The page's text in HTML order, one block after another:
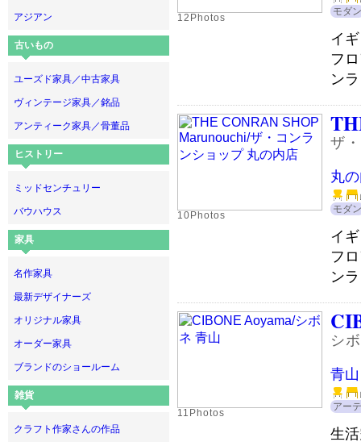
アジアン
古いもの
ユーズド家具／中古家具
ヴィンテージ家具／銘品
アンティーク家具／骨董品
ヒストリー
ミッドセンチュリー
バウハウス
家具
名作家具
最新デザイナーズ
オリジナル家具
オーダー家具
ブランドのショールーム
雑貨
クラフト作家さんの作品
12Photos
モダン
イ
フ
ン
10Photos
ザ
丸
モダン
イ
フ
ン
11Photos
シ
青
アー
生